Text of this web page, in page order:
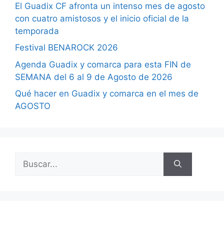
El Guadix CF afronta un intenso mes de agosto
con cuatro amistosos y el inicio oficial de la
temporada
Festival BENAROCK 2026
Agenda Guadix y comarca para esta FIN de
SEMANA del 6 al 9 de Agosto de 2026
Qué hacer en Guadix y comarca en el mes de
AGOSTO
Buscar: